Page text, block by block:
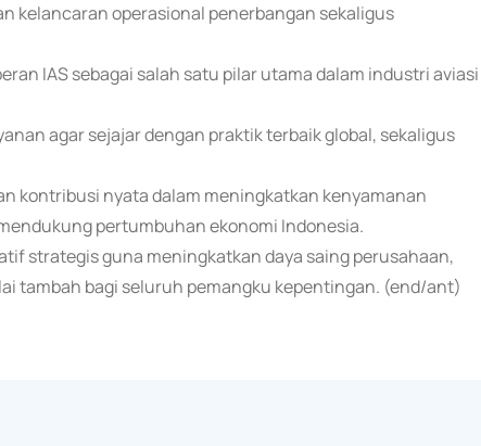
kelancaran operasional penerbangan sekaligus
IAS sebagai salah satu pilar utama dalam industri aviasi
agar sejajar dengan praktik terbaik global, sekaligus
kontribusi nyata dalam meningkatkan kenyamanan
pertumbuhan ekonomi Indonesia.
strategis guna meningkatkan daya saing perusahaan,
tambah bagi seluruh pemangku kepentingan. (end/ant)